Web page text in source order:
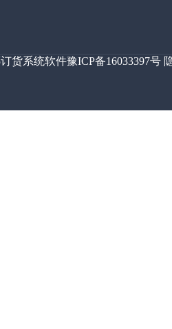
货系统软件豫ICP备16033397号